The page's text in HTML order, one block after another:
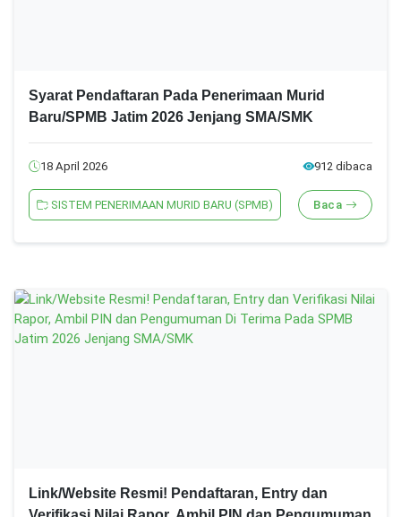
Syarat Pendaftaran Pada Penerimaan Murid
Baru/SPMB Jatim 2026 Jenjang SMA/SMK
18 April 2026 912 dibaca
SISTEM PENERIMAAN MURID BARU (SPMB) Baca
Link/Website Resmi! Pendaftaran, Entry dan